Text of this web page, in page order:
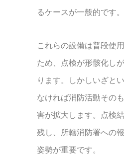
るケースが一般的です。
これらの設備は普段使
ため、点検が形骸化し
ります。しかしいざと
なければ消防活動その
害が拡大します。点検
残し、所轄消防署への
姿勢が重要です。